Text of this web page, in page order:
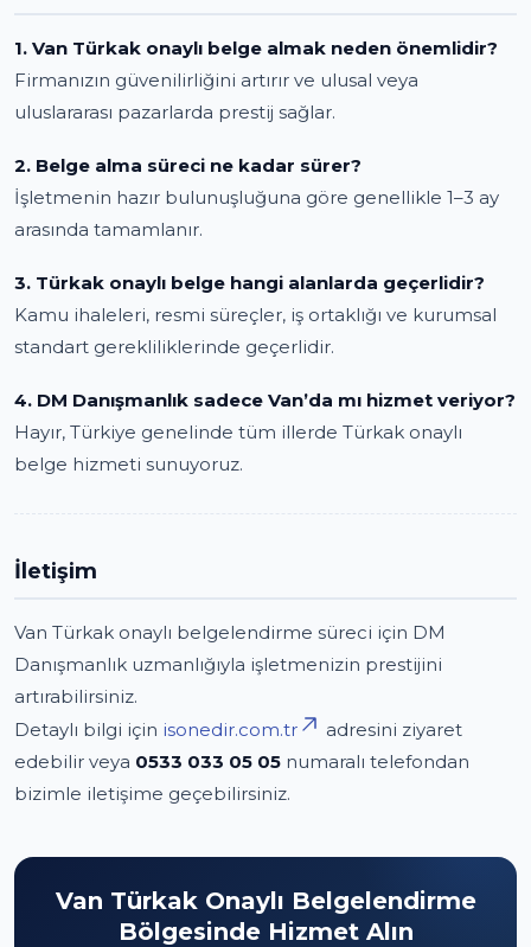
1. Van Türkak onaylı belge almak neden önemlidir?
Firmanızın güvenilirliğini artırır ve ulusal veya
uluslararası pazarlarda prestij sağlar.
2. Belge alma süreci ne kadar sürer?
İşletmenin hazır bulunuşluğuna göre genellikle 1–3 ay
arasında tamamlanır.
3. Türkak onaylı belge hangi alanlarda geçerlidir?
Kamu ihaleleri, resmi süreçler, iş ortaklığı ve kurumsal
standart gerekliliklerinde geçerlidir.
4. DM Danışmanlık sadece Van’da mı hizmet veriyor?
Hayır, Türkiye genelinde tüm illerde Türkak onaylı
belge hizmeti sunuyoruz.
İletişim
Van Türkak onaylı belgelendirme süreci için DM
Danışmanlık uzmanlığıyla işletmenizin prestijini
artırabilirsiniz.
Detaylı bilgi için isonedir.com.tr
adresini ziyaret
edebilir veya 0533 033 05 05 numaralı telefondan
bizimle iletişime geçebilirsiniz.
Van Türkak Onaylı Belgelendirme
Bölgesinde Hizmet Alın